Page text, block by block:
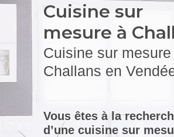
Cuisine sur
mesure à
Cuisine sur
Challans en
Vous êtes à la
d’une cuisine sur